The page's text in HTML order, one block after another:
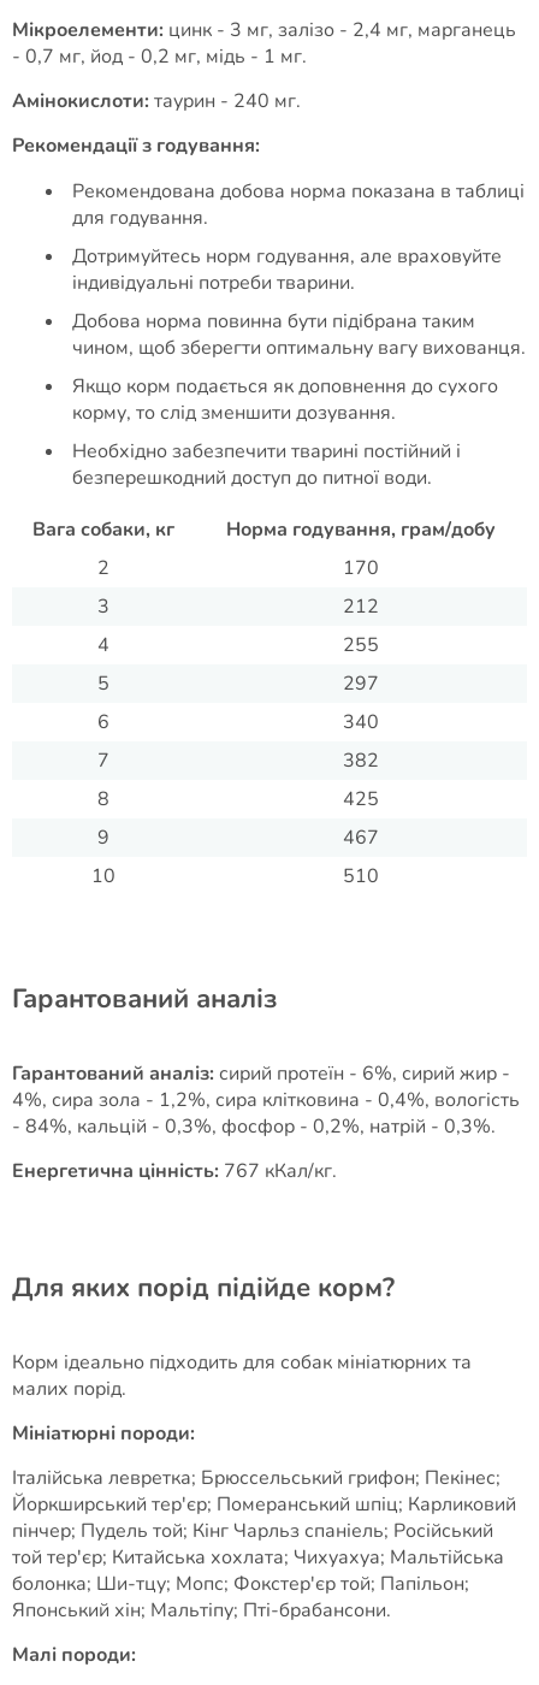
Мікроелементи: цинк - 3 мг, залізо - 2,4 мг, марганець
- 0,7 мг, йод - 0,2 мг, мідь - 1 мг.
Амінокислоти: таурин - 240 мг.
Рекомендації з годування:
Рекомендована добова норма показана в таблиці
для годування.
Дотримуйтесь норм годування, але враховуйте
індивідуальні потреби тварини.
Добова норма повинна бути підібрана таким
чином, щоб зберегти оптимальну вагу вихованця.
Якщо корм подається як доповнення до сухого
корму, то слід зменшити дозування.
Необхідно забезпечити тварині постійний і
безперешкодний доступ до питної води.
Вага собаки, кг
Норма годування, грам/добу
2
170
3
212
4
255
5
297
6
340
7
382
8
425
9
467
10
510
Гарантований аналіз
Гарантований аналіз: сирий протеїн - 6%, сирий жир -
4%, сира зола - 1,2%, сира клітковина - 0,4%, вологість
- 84%, кальцій - 0,3%, фосфор - 0,2%, натрій - 0,3%.
Енергетична цінність: 767 кКал/кг.
Для яких порід підійде корм?
Корм ідеально підходить для собак мініатюрних та
малих порід.
Мініатюрні породи:
Італійська левретка; Брюссельський грифон; Пекінес;
Йоркширський тер'єр; Померанський шпіц; Карликовий
пінчер; Пудель той; Кінг Чарльз спаніель; Російський
той тер'єр; Китайська хохлата; Чихуахуа; Мальтійська
болонка; Ши-тцу; Мопс; Фокстер'єр той; Папільон;
Японський хін; Мальтіпу; Пті-брабансони.
Малі породи: